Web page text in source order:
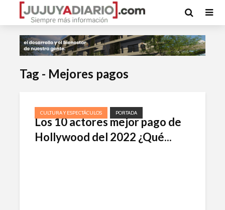
Tag - Mejores pagos
CULTURA Y ESPECTÁCULOS PORTADA
Los 10 actores mejor pago de
Hollywood del 2022 ¿Qué...